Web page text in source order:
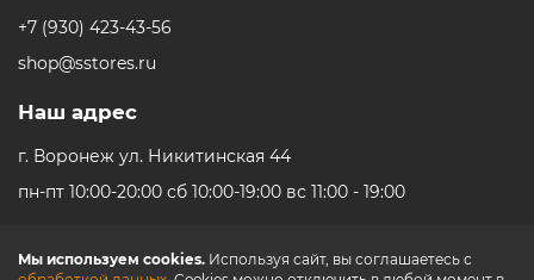
Мы используем cookies. Используя сайт, вы соглашаетесь с
+7 (930) 423-43-56
shop@sstores.ru
Наш адрес
г. Воронеж ул. Никитинская 44
пн-пт 10:00-20:00 сб 10:00-19:00 вс 11:00 - 19:00